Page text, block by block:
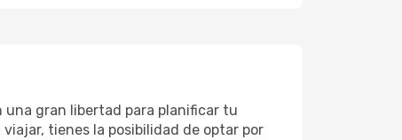
gran libertad para planificar tu
tienes la posibilidad de optar por